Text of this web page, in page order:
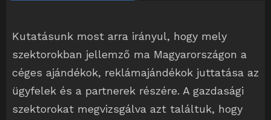
Kutatásunk most arra irányul, hogy mely
szektorokban jellemző ma Magyarországon a
céges ajándékok, reklámajándékok juttatása az
ügyfelek és a partnerek részére. A gazdasági
szektorokat megvizsgálva azt találtuk, hogy